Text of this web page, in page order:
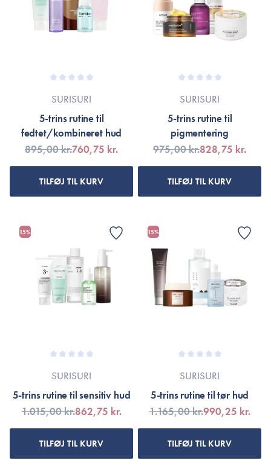
SURISURI
5-trins rutine til
fedtet/kombineret hud
895,00 kr.760,75 kr.
TILFØJ TIL KURV
SURISURI
5-trins rutine til
pigmentering
975,00 kr.828,75 kr.
TILFØJ TIL KURV
15%
SURISURI
5-trins rutine til sensitiv hud
1.015,00 kr.862,75 kr.
TILFØJ TIL KURV
15%
SURISURI
5-trins rutine til tør hud
1.165,00 kr.990,25 kr.
TILFØJ TIL KURV